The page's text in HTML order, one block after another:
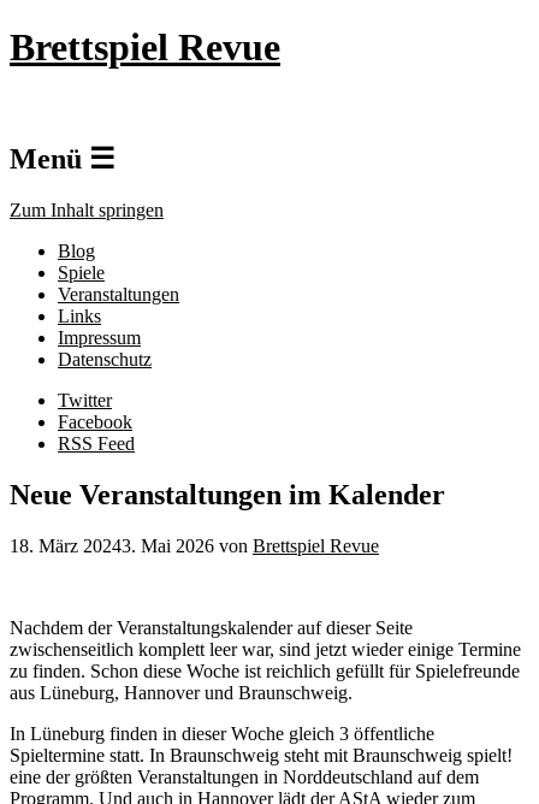
Brettspiel Revue
Menü ☰
Zum Inhalt springen
Blog
Spiele
Veranstaltungen
Links
Impressum
Datenschutz
Twitter
Facebook
RSS Feed
Neue Veranstaltungen im Kalender
18. März 20243. Mai 2026 von Brettspiel Revue
Nachdem der Veranstaltungskalender auf dieser Seite
zwischenseitlich komplett leer war, sind jetzt wieder einige Termine
zu finden. Schon diese Woche ist reichlich gefüllt für Spielefreunde
aus Lüneburg, Hannover und Braunschweig.
In Lüneburg finden in dieser Woche gleich 3 öffentliche
Spieltermine statt. In Braunschweig steht mit Braunschweig spielt!
eine der größten Veranstaltungen in Norddeutschland auf dem
Programm. Und auch in Hannover lädt der AStA wieder zum